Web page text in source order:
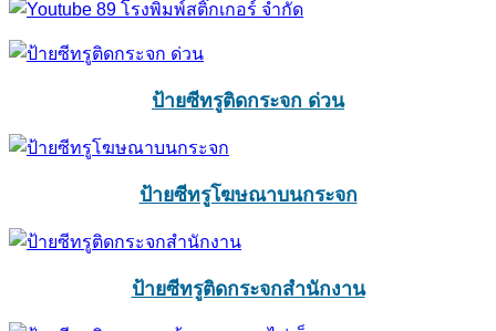
ป้ายซีทรูติดกระจก ด่วน
ป้ายซีทรูโฆษณาบนกระจก
ป้ายซีทรูติดกระจกสำนักงาน